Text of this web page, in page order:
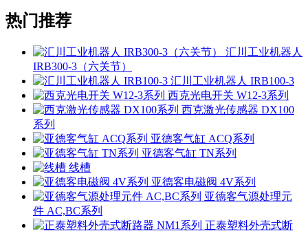
热门推荐
汇川工业机器人
IRB300-3（六关节）
汇川工业机器人 IRB100-3
西克光电开关 W12-3系列
西克激光传感器 DX100
系列
亚德客气缸 ACQ系列
亚德客气缸 TN系列
线槽
亚德客电磁阀 4V系列
亚德客气源处理元
件 AC,BC系列
正泰塑料外壳式断